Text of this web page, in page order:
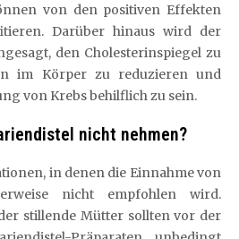
von den positiven Effekten
Darüber hinaus wird der
den Cholesterinspiegel zu
im Körper zu reduzieren und
von Krebs behilflich zu sein.
nicht nehmen?
in denen die Einnahme von
nicht empfohlen wird.
stillende Mütter sollten vor der